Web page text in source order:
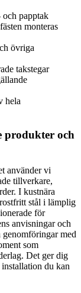
och papptak
monteras
övriga
takstegar
hela
produkter och
använder vi
tillverkare,
I kustnära
stål i lämplig
för
anvisningar och
med
som
Det ger dig
du kan